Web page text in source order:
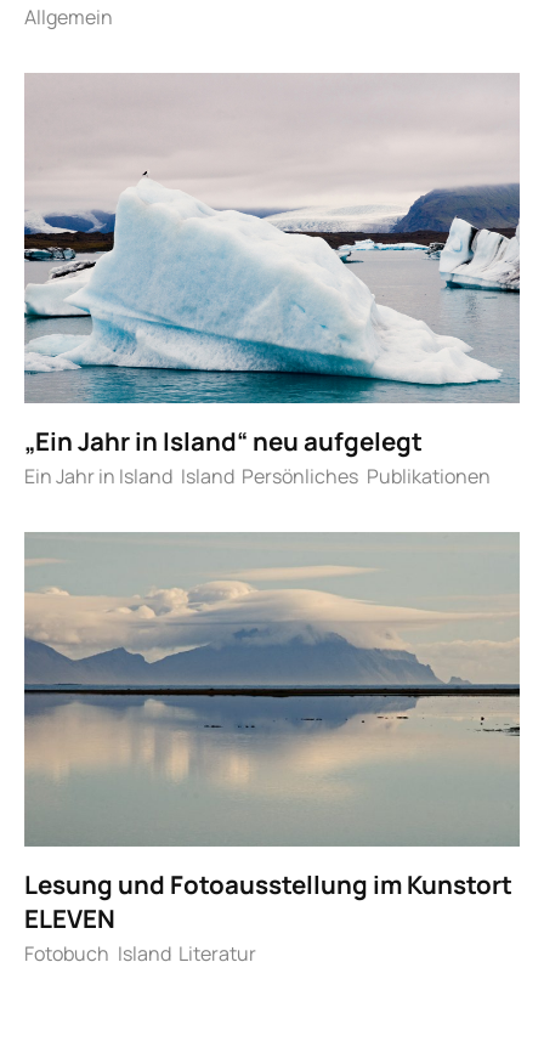
Allgemein
„Ein Jahr in Island“ neu aufgelegt
Ein Jahr in Island Island Persönliches Publikationen
Lesung und Fotoausstellung im Kunstort
ELEVEN
Fotobuch Island Literatur